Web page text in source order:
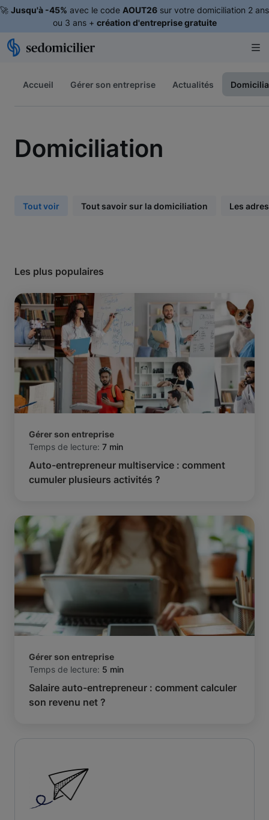
🚀 Jusqu'à -45% avec le code AOUT26 sur votre domiciliation 2 ans
ou 3 ans + création d'entreprise gratuite
Accueil Gérer son entreprise Actualités
Domiciliation
Tout voir Tout savoir sur la domiciliation Les
Les plus populaires
Gérer son entreprise
Temps de lecture: 7 min
Auto-entrepreneur multiservice : comment
cumuler plusieurs activités ?
Gérer son entreprise
Temps de lecture: 5 min
Salaire auto-entrepreneur : comment calculer
son revenu net ?